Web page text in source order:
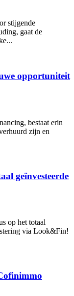
stijgende
gaat de
opportuniteit
bestaat erin
zijn en
geïnvesteerde
op het totaal
via Look&Fin!